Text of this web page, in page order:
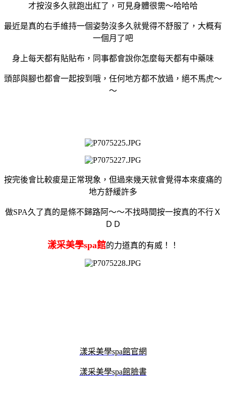
才按沒多久就跑出紅了，可見身體很需～哈哈哈
最近是真的右手維持一個姿勢沒多久就覺得不舒服了，大概有
一個月了吧
身上每天都有貼貼布，同事都會說你怎麼每天都有中藥味
頭部與腳也都會一起按到哦，任何地方都不放過，絕不馬虎～
～
按完後會比較痠是正常現象，但過來幾天就會覺得本來痠痛的
地方舒緩許多
做SPA久了真的是條不歸路阿～～不找時間按一按真的不行Ｘ
ＤＤ
漾采美學spa館的力道真的有威！！
漾采美學spa館官網
漾采美學spa館臉書